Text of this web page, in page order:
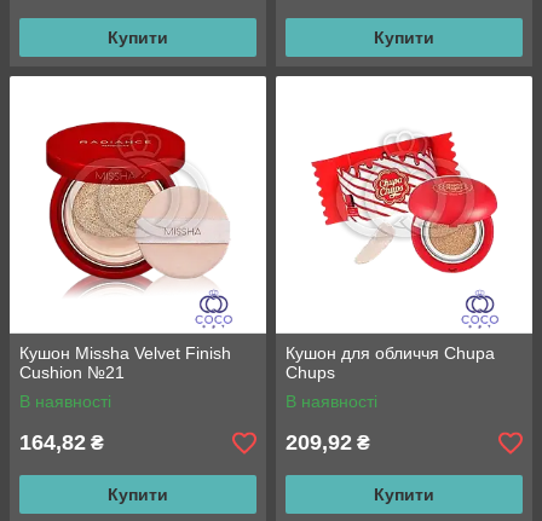
Купити Купити
Кушон Missha Velvet Finish
Cushion №21
В наявності
164,82 ₴
Купити
Кушон для обличчя Chupa
Chups
В наявності
209,92 ₴
Купити